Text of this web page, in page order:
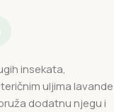
insekata,
uljima lavande
dodatnu njegu i